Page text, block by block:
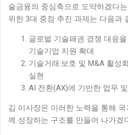
술금융의 중심축으로 도약하겠다
위한 3대 중점 추진 과제는 다음과
글로벌 기술패권 경쟁 대응
기술기업 지원 확대
기술거래·보호 및 M&A 활성
실현
AI 전환(AX)에 기반한 업무
김 이사장은 이러한 노력을 통해
께 성장하는 구조를 만들어 나가겠